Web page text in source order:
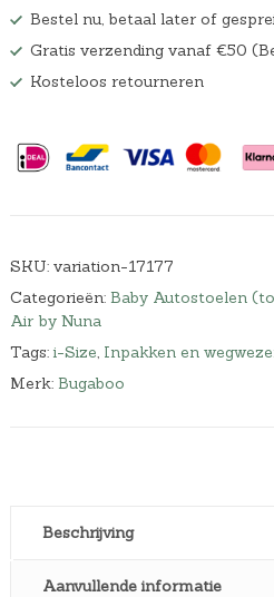
Bestel nu, betaal later of
Gratis verzending vanaf €50
Kosteloos retourneren
SKU: variation-17177
Categorieën: Baby Autostoelen
Air by Nuna
Tags: i-Size, Inpakken en
Merk: Bugaboo
Beschrijving
Aanvullende informatie